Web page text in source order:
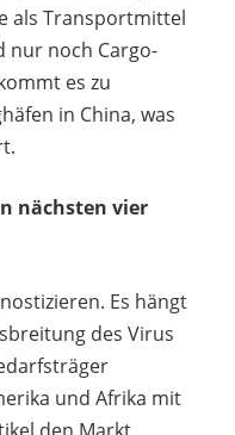
als Transportmittel
nur noch Cargo-
es zu
in China, was
nächsten vier
Es hängt
des Virus
und Afrika mit